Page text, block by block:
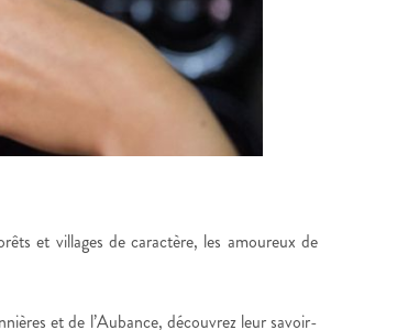
et villages de caractère, les amoureux de
et de l’Aubance, découvrez leur savoir-